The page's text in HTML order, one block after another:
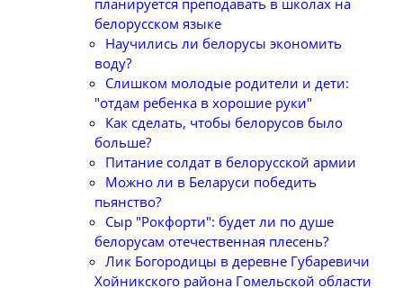
белорусском языке
Научились ли белорусы экономить
воду?
Слишком молодые родители и дети:
"отдам ребенка в хорошие руки"
Как сделать, чтобы белорусов было
больше?
Питание солдат в белорусской армии
Можно ли в Беларуси победить
пьянство?
Сыр "Рокфорти": будет ли по душе
белорусам отечественная плесень?
Лик Богородицы в деревне Губаревичи
Хойникского района Гомельской области